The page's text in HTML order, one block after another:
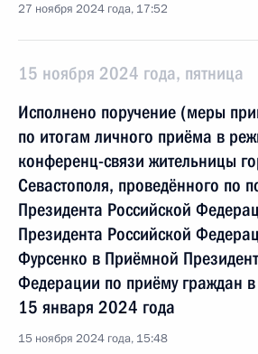
27 ноября 2024 года, 17:52
15 ноября 2024 года, пятница
Исполнено поручение (меры
по итогам личного приёма в
конференц-связи жительницы
Севастополя, проведённого по
Президента Российской
Президента Российской
Фурсенко в Приёмной
Федерации по приёму граждан
15 января 2024 года
15 ноября 2024 года, 15:48